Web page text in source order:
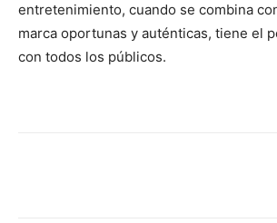
entretenimiento, cuando se combina
marca oportunas y auténticas, tiene el
con todos los públicos.